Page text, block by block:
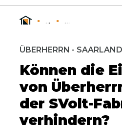
... ...
ÜBERHERRN - SAARLAND
Können die
von
der SVolt-
verhindern?